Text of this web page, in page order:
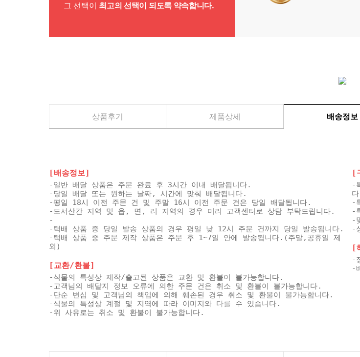
그 선택이 최고의 선택이 되도록 약속합니다.
상품후기 제품상세 배송정보
[배송정보]
-일반 배달 상품은 주문 완료 후 3시간 이내 배달됩니다.
-당일 배달 또는 원하는 날짜, 시간에 맞춰 배달됩니다.
-평일 18시 이전 주문 건 및 주말 16시 이전 주문 건은 당일 배달됩니다.
-도서산간 지역 및 읍, 면, 리 지역의 경우 미리 고객센터로 상담 부탁드립니다.
-
-택배 상품 중 당일 발송 상품의 경우 평일 낮 12시 주문 건까지 당일 발송됩니다.
-택배 상품 중 주문 제작 상품은 주문 후 1~7일 안에 발송됩니다.(주말,공휴일 제
외)
[교환/환불]
-식물의 특성상 제작/출고된 상품은 교환 및 환불이 불가능합니다.
-고객님의 배달지 정보 오류에 의한 주문 건은 취소 및 환불이 불가능합니다.
-단순 변심 및 고객님의 책임에 의해 훼손된 경우 취소 및 환불이 불가능합니다.
-식물의 특성상 계절 및 지역에 따라 이미지와 다를 수 있습니다.
-위 사유로는 취소 및 환불이 불가능합니다.
[
-
-
-
-
-
[
-
-